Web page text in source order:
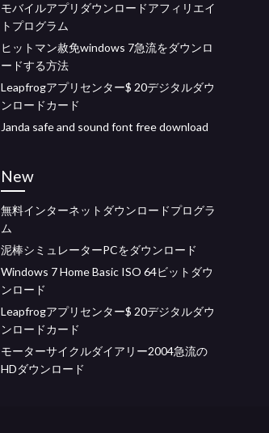
モバイルアプリダウンロードアフィリエイ
トプログラム
ヒットマン赦免windows 7急流をダウンロ
ードする方法
Leapfrogアプリセンター$ 20デジタルダウ
ンロードカード
Janda safe and sound font free download
New
無料インターネットダウンロードプログラ
ム
泥棒シミュレーターPCをダウンロード
Windows 7 Home Basic ISO 64ビットダウ
ンロード
Leapfrogアプリセンター$ 20デジタルダウ
ンロードカード
モーターサイクルダイアリー2004急流の
HDダウンロード